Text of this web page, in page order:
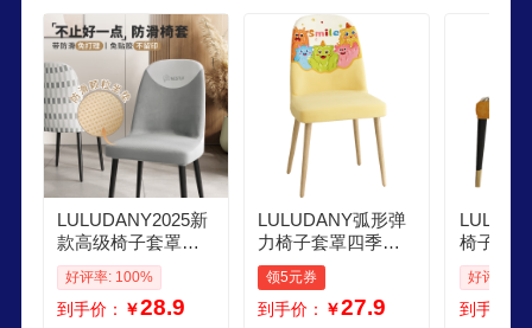
LULUDANY2025新
款高级椅子套罩加
厚座椅套餐椅套罩
弧形椅子保护套四
季通用 深弧格韵灰
好评率: 100%
到手价： ￥28.9
LULUDANY弧形弹
力椅子套罩四季通
用餐椅套罩加厚防
滑全包座椅套凳子
罩套 深弧椅套岁月
领5元券
到手价： ￥27.9
椅子套
套垫子
椅家用
包凳套
好评率:
到手价：